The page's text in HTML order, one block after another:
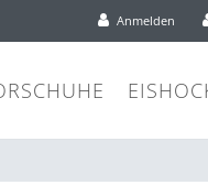
Anmelden